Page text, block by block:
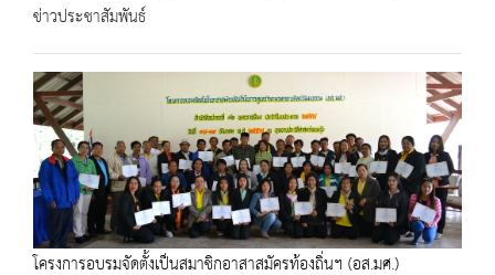
ข่าวประชาสัมพันธ์
โครงการอบรมจัดตั้งเป็นสมาชิกอาสาสมัครท้องถิ่นฯ (อส.มศ.)